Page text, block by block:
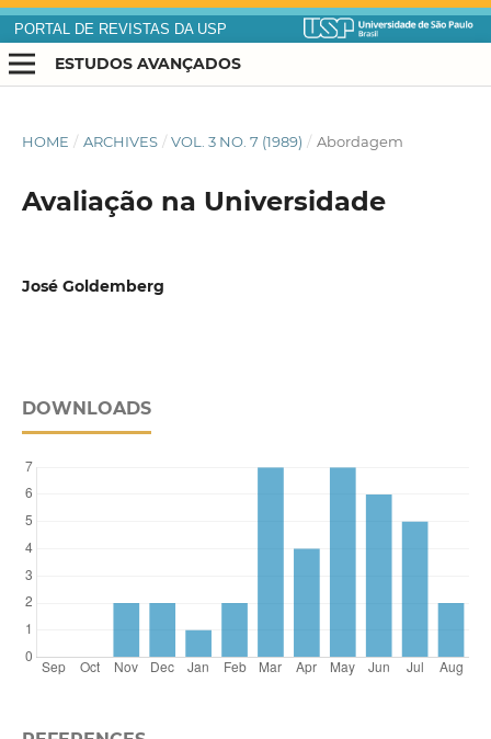
PORTAL DE REVISTAS DA USP
ESTUDOS AVANÇADOS
HOME / ARCHIVES / VOL. 3 NO. 7 (1989) / Abordagem
Avaliação na Universidade
José Goldemberg
DOWNLOADS